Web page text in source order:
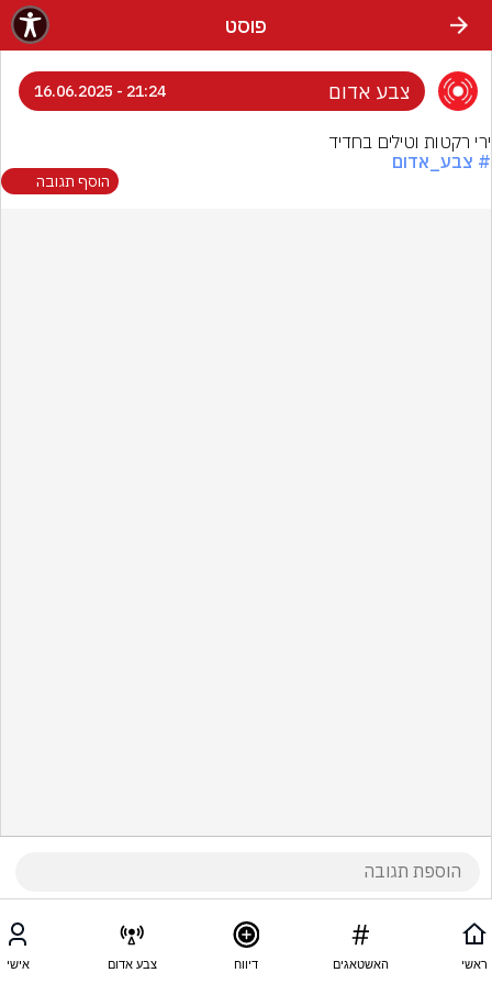
פוסט
צבע אדום 21:24 - 16.06.2025
ירי רקטות וטילים בחדיד
# צבע_אדום
הוסף תגובה
ראשי האשטאגים דיווח צבע אדום אישי